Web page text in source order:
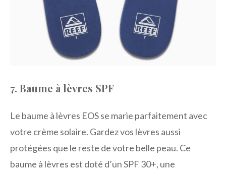
7. Baume à lèvres SPF
Le baume à lèvres EOS se marie parfaitement avec
votre crème solaire. Gardez vos lèvres aussi
protégées que le reste de votre belle peau. Ce
baume à lèvres est doté d’un SPF 30+, une